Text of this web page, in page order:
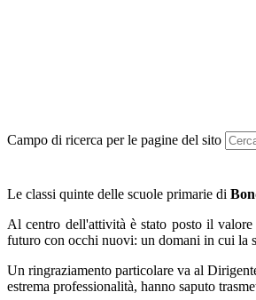
Campo di ricerca per le pagine del sito
Le classi quinte delle scuole primarie di
Al centro dell'attività è stato posto il valore
futuro con occhi nuovi: un domani in cui la
Un ringraziamento particolare va al
estrema professionalità, hanno saputo